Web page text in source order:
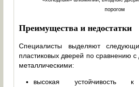
порогом
Преимущества и недостатки
Специалисты выделяют
пластиковых дверей по сравнению
металлическими:
высокая устойчивость